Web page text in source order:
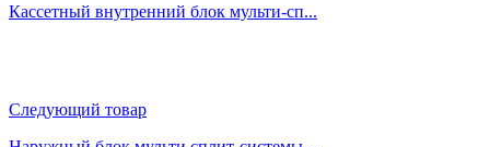
Кассетный внутренний блок мульти-сп...
Следующий товар